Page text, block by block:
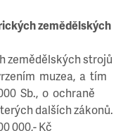
zemědělských
zemědělských strojů
muzea, a tím
Sb., o ochraně
dalších zákonů.
000,- Kč